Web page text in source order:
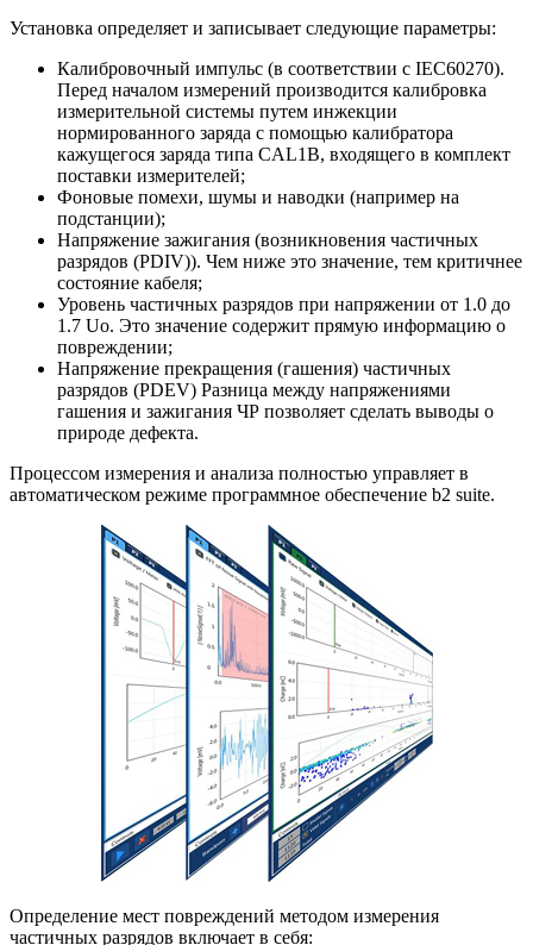
Установка определяет и записывает следующие параметры:
Калибровочный импульс (в соответствии с IEC60270).
Перед началом измерений производится калибровка
измерительной системы путем инжекции
нормированного заряда с помощью калибратора
кажущегося заряда типа CAL1B, входящего в комплект
поставки измерителей;
Фоновые помехи, шумы и наводки (например на
подстанции);
Напряжение зажигания (возникновения частичных
разрядов (PDIV)). Чем ниже это значение, тем критичнее
состояние кабеля;
Уровень частичных разрядов при напряжении от 1.0 до
1.7 Uo. Это значение содержит прямую информацию о
повреждении;
Напряжение прекращения (гашения) частичных
разрядов (PDEV) Разница между напряжениями
гашения и зажигания ЧР позволяет сделать выводы о
природе дефекта.
Процессом измерения и анализа полностью управляет в
автоматическом режиме программное обеспечение b2 suite.
Определение мест повреждений методом измерения
частичных разрядов включает в себя: